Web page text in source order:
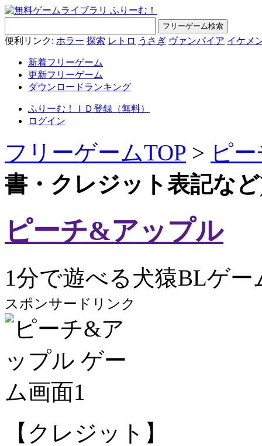
便利リンク: ホラー 探索 レトロ うさぎ ヴァンパイア イケメ
新着フリーゲーム
更新フリーゲーム
ダウンロードランキング
ふりーむ！ＩＤ登録（無料）
ログイン
フリーゲームTOP > ピ
書・クレジット表記な
ピーチ&アップル
1分で遊べる犬猿BLゲー
スポンサードリンク
【クレジット】